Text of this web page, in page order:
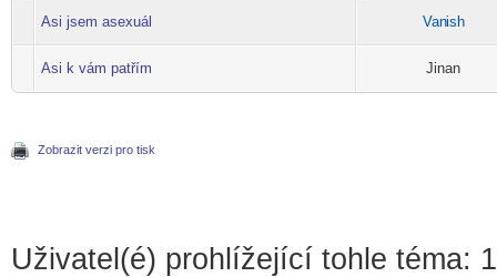
Asi jsem asexuál Vanish
Asi k vám patřím Jinan
Zobrazit verzi pro tisk
Uživatel(é) prohlížející tohle téma: